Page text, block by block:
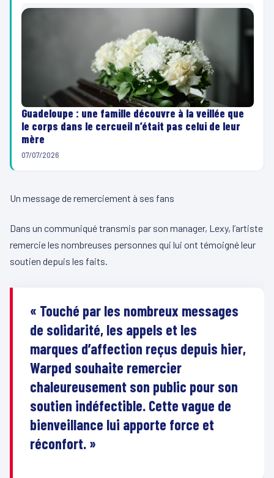
Guadeloupe : une famille découvre à la veillée que
le corps dans le cercueil n’était pas celui de leur
mère
07/07/2026
Un message de remerciement à ses fans
Dans un communiqué transmis par son manager, Lexy, l’artiste
remercie les nombreuses personnes qui lui ont témoigné leur
soutien depuis les faits.
« Touché par les nombreux messages
de solidarité, les appels et les
marques d’affection reçus depuis hier,
Warped souhaite remercier
chaleureusement son public pour son
soutien indéfectible. Cette vague de
bienveillance lui apporte force et
réconfort. »